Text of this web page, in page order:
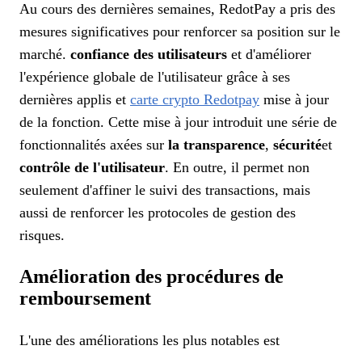
Au cours des dernières semaines, RedotPay a pris des
mesures significatives pour renforcer sa position sur le
marché. confiance des utilisateurs et d'améliorer
l'expérience globale de l'utilisateur grâce à ses
dernières applis et carte crypto Redotpay mise à jour
de la fonction. Cette mise à jour introduit une série de
fonctionnalités axées sur la transparence, sécuritéet
contrôle de l'utilisateur. En outre, il permet non
seulement d'affiner le suivi des transactions, mais
aussi de renforcer les protocoles de gestion des
risques.
Amélioration des procédures de
remboursement
L'une des améliorations les plus notables est